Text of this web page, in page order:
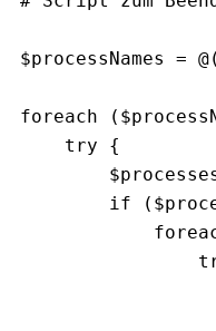
$processNames = @(
foreach (
try {
if (